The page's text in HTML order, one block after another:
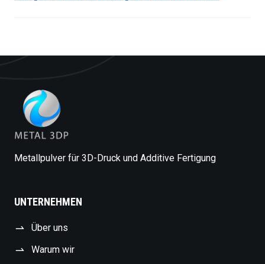
Metallpulver für 3D-Druck und Additive Fertigung
UNTERNEHMEN
Über uns
Warum wir